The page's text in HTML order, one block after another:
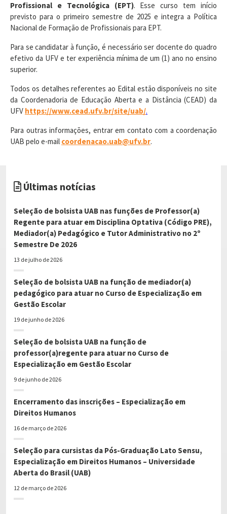
Profissional e Tecnológica (EPT). Esse curso tem início
previsto para o primeiro semestre de 2025 e integra a Política
Nacional de Formação de Profissionais para EPT.
Para se candidatar à função, é necessário ser docente do quadro
efetivo da UFV e ter experiência mínima de um (1) ano no ensino
superior.
Todos os detalhes referentes ao Edital estão disponíveis no site
da Coordenadoria de Educação Aberta e a Distância (CEAD) da
UFV https://www.cead.ufv.br/site/uab/.
Para outras informações, entrar em contato com a coordenação
UAB pelo e-mail coordenacao.uab@ufv.br.
Últimas notícias
Seleção de bolsista UAB nas funções de Professor(a)
Regente para atuar em Disciplina Optativa (Código PRE),
Mediador(a) Pedagógico e Tutor Administrativo no 2º
Semestre De 2026
13 de julho de 2026
Seleção de bolsista UAB na função de mediador(a)
pedagógico para atuar no Curso de Especialização em
Gestão Escolar
19 de junho de 2026
Seleção de bolsista UAB na função de
professor(a)regente para atuar no Curso de
Especialização em Gestão Escolar
9 de junho de 2026
Encerramento das inscrições – Especialização em
Direitos Humanos
16 de março de 2026
Seleção para cursistas da Pós-Graduação Lato Sensu,
Especialização em Direitos Humanos – Universidade
Aberta do Brasil (UAB)
12 de março de 2026